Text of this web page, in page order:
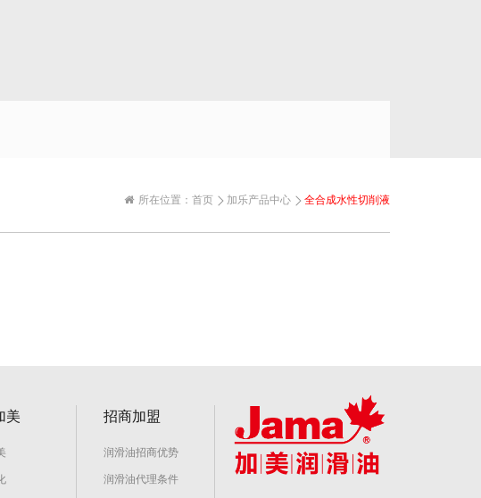
所在位置： 首页 加乐产品中心 全合成水性切削液
美 招商加盟
润滑油招商优势
润滑油代理条件